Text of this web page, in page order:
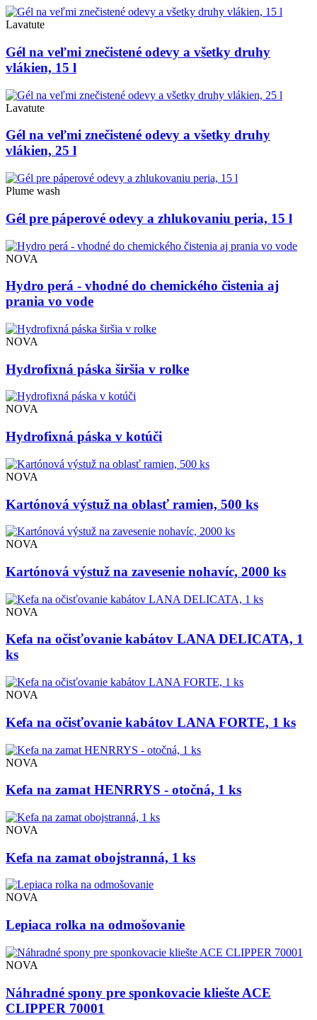
Lavatute
Gél na veľmi znečistené odevy a všetky druhy
vlákien, 15 l
Lavatute
Gél na veľmi znečistené odevy a všetky druhy
vlákien, 25 l
Plume wash
Gél pre páperové odevy a zhlukovaniu peria, 15 l
NOVA
Hydro perá - vhodné do chemického čistenia aj
prania vo vode
NOVA
Hydrofixná páska širšia v rolke
NOVA
Hydrofixná páska v kotúči
NOVA
Kartónová výstuž na oblasť ramien, 500 ks
NOVA
Kartónová výstuž na zavesenie nohavíc, 2000 ks
NOVA
Kefa na očisťovanie kabátov LANA DELICATA, 1
ks
NOVA
Kefa na očisťovanie kabátov LANA FORTE, 1 ks
NOVA
Kefa na zamat HENRRYS - otočná, 1 ks
NOVA
Kefa na zamat obojstranná, 1 ks
NOVA
Lepiaca rolka na odmošovanie
NOVA
Náhradné spony pre sponkovacie kliešte ACE
CLIPPER 70001